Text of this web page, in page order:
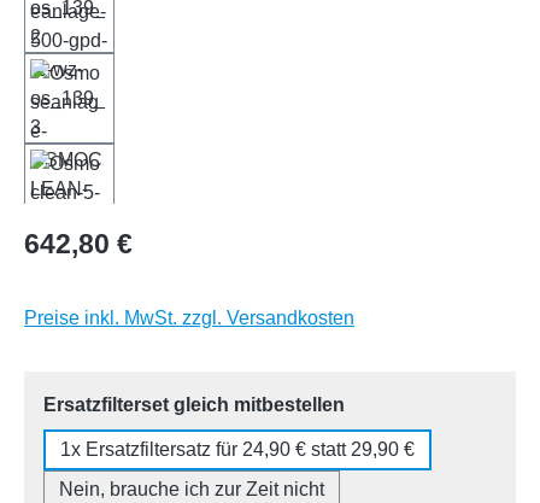
Regulärer Preis:
642,80 €
Preise inkl. MwSt. zzgl. Versandkosten
Ersatzfilterset gleich mitbestellen
1x Ersatzfiltersatz für 24,90 € statt 29,90 €
Nein, brauche ich zur Zeit nicht